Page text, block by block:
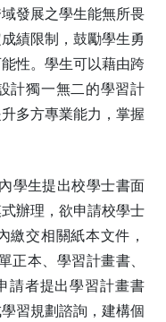
發展之學生能無所畏
績限制，鼓勵學生勇
性。學生可以藉由跨
計獨一無二的學習計
多方專業能力，掌握
學生提出校學士書面
辦理，欲申請校學士
繳交相關紙本文件，
本、學習計畫書、
請者提出學習計畫書
習規劃諮詢，建構個